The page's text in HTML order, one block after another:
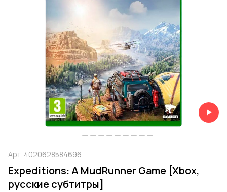
Арт. 4020628584696
Expeditions: A MudRunner Game [Xbox,
русские субтитры]